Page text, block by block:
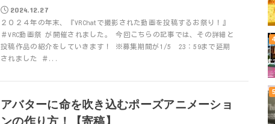
2024.12.27
２０２４年の年末、『VRChatで撮影された動画を投稿するお祭り！』
＃VRC動画祭 が開催されました。 今回こちらの記事では、その詳細と
投稿作品の紹介をしていきます！ ※募集期間が1/5 23：59まで延期
されました ＃...
アバターに命を吹き込むポーズアニメーショ
ンの作り方！【寄稿】